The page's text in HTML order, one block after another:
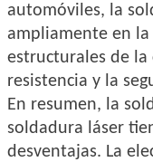
automóviles, la
ampliamente en
estructurales de
resistencia y la
En resumen, la
soldadura láser
desventajas. La